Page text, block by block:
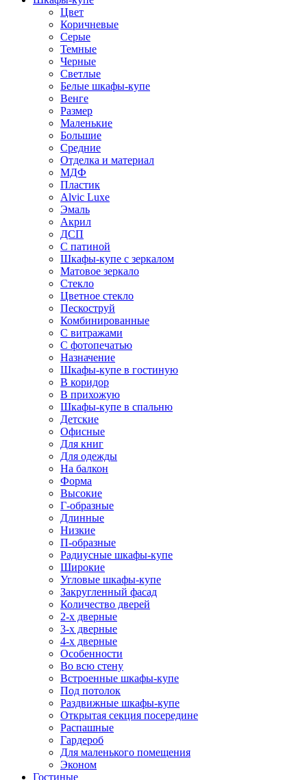
Цвет
Коричневые
Серые
Темные
Черные
Светлые
Белые шкафы-купе
Венге
Размер
Маленькие
Большие
Средние
Отделка и материал
МДФ
Пластик
Alvic Luxe
Эмаль
Акрил
ДСП
С патиной
Шкафы-купе с зеркалом
Матовое зеркало
Стекло
Цветное стекло
Пескоструй
Комбинированные
С витражами
С фотопечатью
Назначение
Шкафы-купе в гостиную
В коридор
В прихожую
Шкафы-купе в спальню
Детские
Офисные
Для книг
Для одежды
На балкон
Форма
Высокие
Г-образные
Длинные
Низкие
П-образные
Радиусные шкафы-купе
Широкие
Угловые шкафы-купе
Закругленный фасад
Количество дверей
2-х дверные
3-х дверные
4-х дверные
Особенности
Во всю стену
Встроенные шкафы-купе
Под потолок
Раздвижные шкафы-купе
Открытая секция посередине
Распашные
Гардероб
Для маленького помещения
Эконом
Гостиные